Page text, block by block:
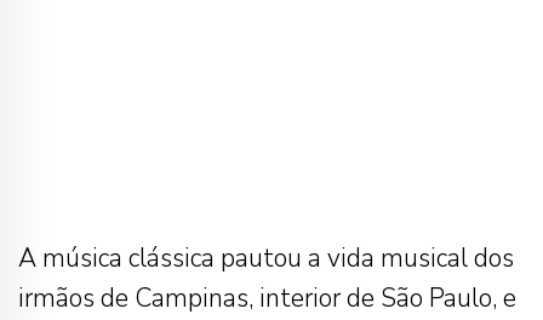
A música clássica pautou a vida musical dos
irmãos de Campinas, interior de São Paulo, e